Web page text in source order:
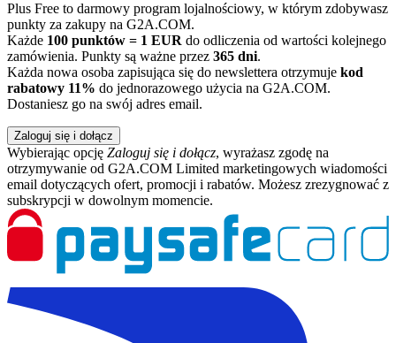
Plus Free to darmowy program lojalnościowy, w którym zdobywasz
punkty za zakupy na G2A.COM.
Każde 100 punktów = 1 EUR do odliczenia od wartości kolejnego
zamówienia. Punkty są ważne przez 365 dni.
Każda nowa osoba zapisująca się do newslettera otrzymuje kod
rabatowy 11% do jednorazowego użycia na G2A.COM.
Dostaniesz go na swój adres email.
Zaloguj się i dołącz
Wybierając opcję Zaloguj się i dołącz, wyrażasz zgodę na
otrzymywanie od G2A.COM Limited marketingowych wiadomości
email dotyczących ofert, promocji i rabatów. Możesz zrezygnować z
subskrypcji w dowolnym momencie.